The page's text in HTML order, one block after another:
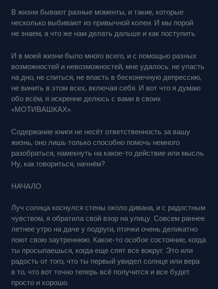
В жизни бывают разные моменты, и такие, которые
несколько выбивают из привычной колеи. И мы порой
не знаем, а что же нам делать дальше и как поступить.
И в моей жизни было много всего, и с помощью разных
возможностей и невозможностей, мне удалось: не упасть
на дно, не спиться, не впасть в бесконечную депрессию,
не винить в этом всех, включая себя. И вот что я думаю
обо всём, я искренне делюсь с вами в своих
«МОТИВАШКАХ».
Содержание книги не несёт ответственность за вашу
жизнь, оно лишь только способно помочь немного
разобраться, намекнуть на какое-то действие или мысль.
Ну, как говориться, начнём?
НАЧАЛО
Луч солнца коснулся стены около дивана, и с радостным
чувством, я обратила свой взор на улицу. Совсем раннее
летнее утро на даче у подруги, птички очень деликатно
поют свою заутреннюю. Какое-то особое состояние, когда
ты просыпаешься, когда еще спят все вокруг. Это или
радость от того, что ты первый увидел солнце или вера
в то, что вот точно теперь всё получится и все будет
просто и хорошо.